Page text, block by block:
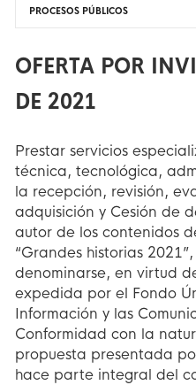
PROCESOS PÚBLICOS
OFERTA POR
DE 2021
Prestar servicios
técnica, tecnológica,
la recepción, revisión,
adquisición y Cesión de
autor de los contenidos
“Grandes historias
denominarse, en virtud
expedida por el Fondo
Información y las
Conformidad con la
propuesta presentada
hace parte integral del